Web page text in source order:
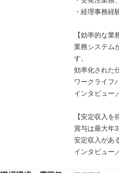
・経理事務経
【効率的な業
業務システム
す。
効率化された
ワークライフ
インタビュー
【安定収入を
賞与は最大年
安定収入があ
インタビュー